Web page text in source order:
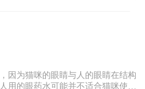
因为猫咪的眼睛与人的眼睛在结构
用的眼药水可能并不适合猫咪使